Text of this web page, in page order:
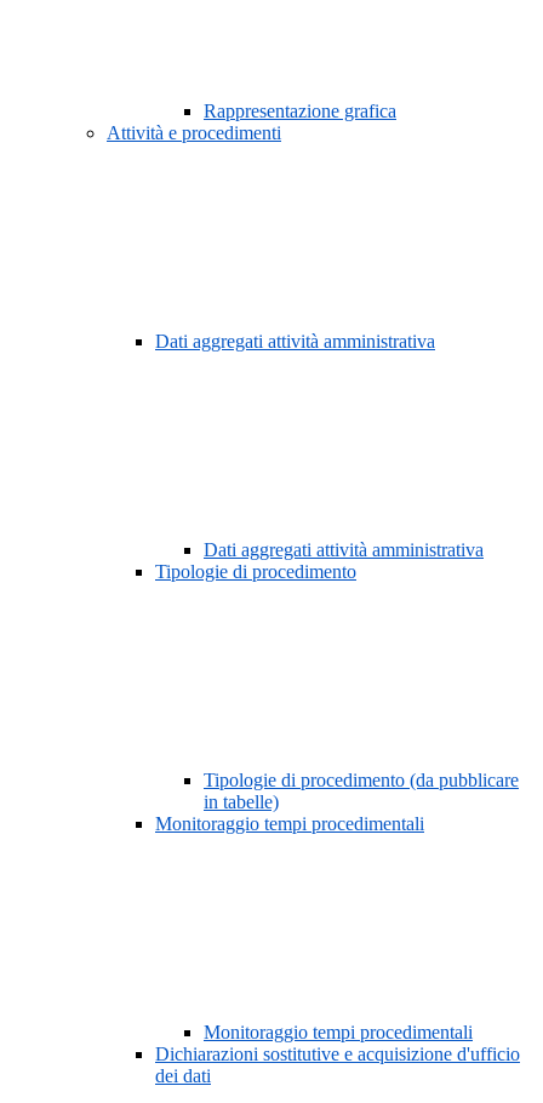
Rappresentazione grafica
Attività e procedimenti
Dati aggregati attività amministrativa
Dati aggregati attività amministrativa
Tipologie di procedimento
Tipologie di procedimento (da pubblicare
in tabelle)
Monitoraggio tempi procedimentali
Monitoraggio tempi procedimentali
Dichiarazioni sostitutive e acquisizione d'ufficio
dei dati